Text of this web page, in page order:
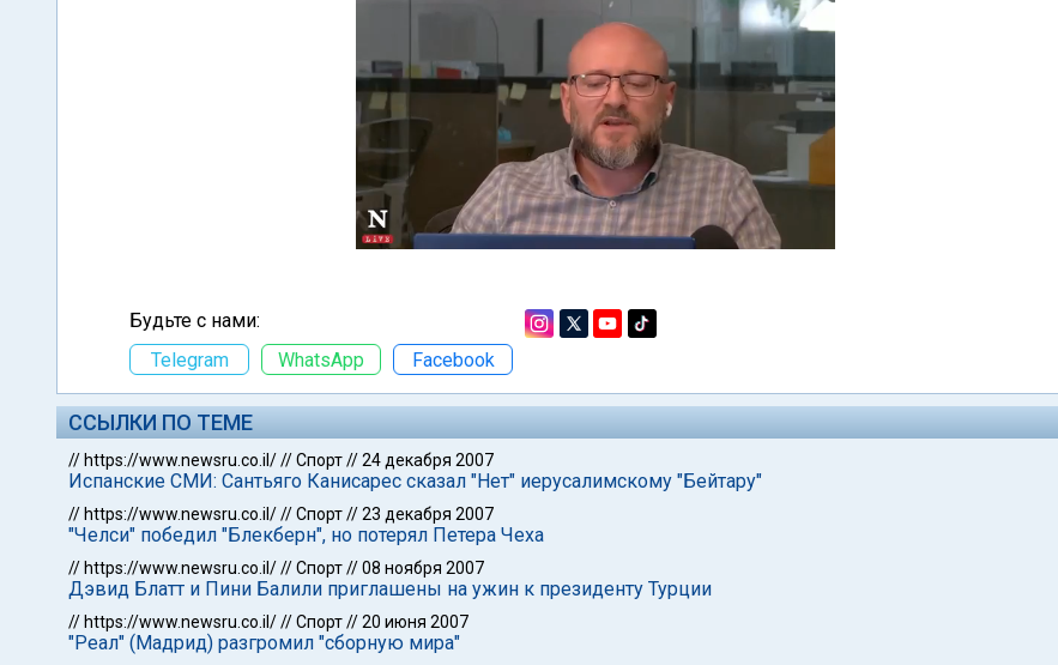
Будьте с нами:
Telegram
WhatsApp Facebook
ССЫЛКИ ПО ТЕМЕ
// https://www.newsru.co.il///Спорт//24 декабря 2007
Испанские СМИ: Сантьяго Канисарес сказал "Нет" иерусалимскому "Бейтару"
// https://www.newsru.co.il///Спорт//23 декабря 2007
"Челси" победил "Блекберн", но потерял Петера Чеха
// https://www.newsru.co.il///Спорт//08 ноября 2007
Дэвид Блатт и Пини Балили приглашены на ужин к президенту Турции
// https://www.newsru.co.il///Спорт//20 июня 2007
"Реал" (Мадрид) разгромил "сборную мира"